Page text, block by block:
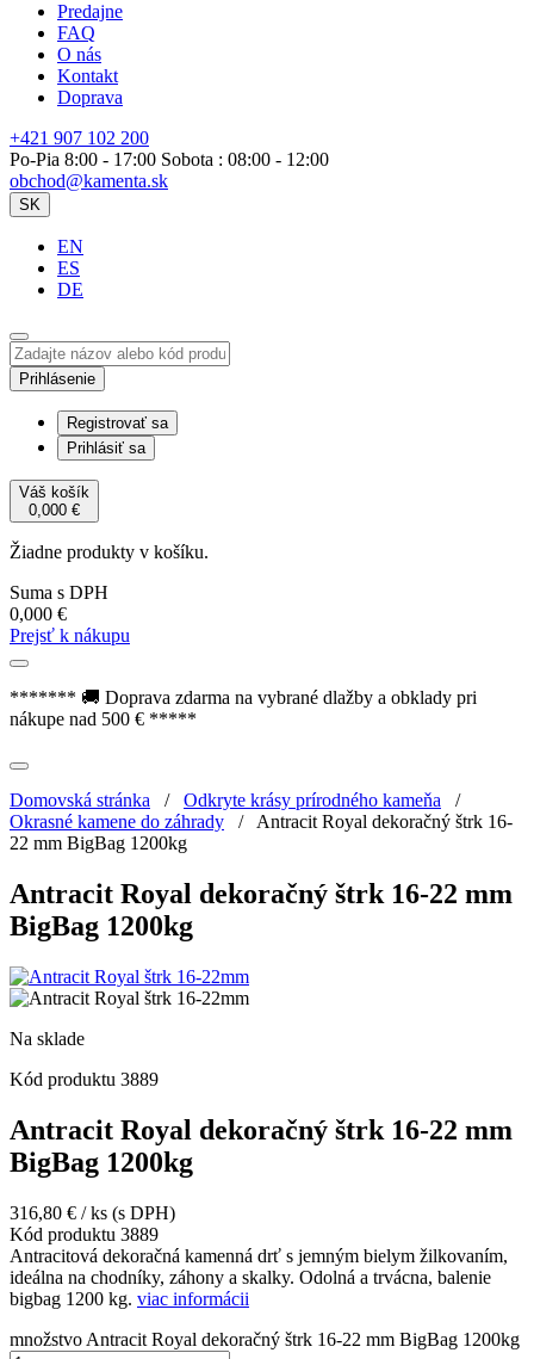
Predajne
FAQ
O nás
Kontakt
Doprava
+421 907 102 200
Po-Pia 8:00 - 17:00 Sobota : 08:00 - 12:00
obchod@kamenta.sk
SK
EN
ES
DE
Prihlásenie
Registrovať sa
Prihlásiť sa
Váš košík
0,000 €
Žiadne produkty v košíku.
Suma s DPH
0,000 €
Prejsť k nákupu
******* 🚚 Doprava zdarma na vybrané dlažby a obklady pri
nákupe nad 500 € *****
Domovská stránka / Odkryte krásy prírodného kameňa /
Okrasné kamene do záhrady / Antracit Royal dekoračný štrk 16-
22 mm BigBag 1200kg
Antracit Royal dekoračný štrk 16-22 mm
BigBag 1200kg
Na sklade
Kód produktu 3889
Antracit Royal dekoračný štrk 16-22 mm
BigBag 1200kg
316,80 € / ks (s DPH)
Kód produktu 3889
Antracitová dekoračná kamenná drť s jemným bielym žilkovaním,
ideálna na chodníky, záhony a skalky. Odolná a trvácna, balenie
bigbag 1200 kg. viac informácii
množstvo Antracit Royal dekoračný štrk 16-22 mm BigBag 1200kg